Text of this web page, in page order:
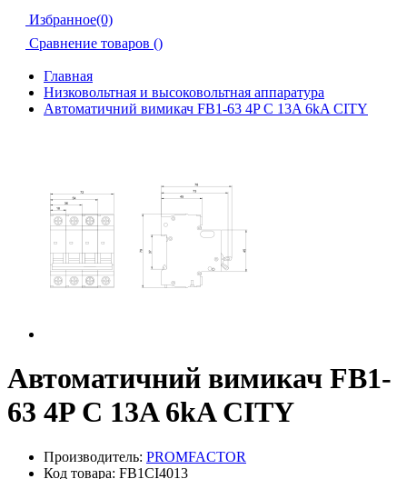
Избранное(0)
Сравнение товаров ()
Главная
Низковольтная и высоковольтная аппаратура
Автоматичний вимикач FB1-63 4P C 13A 6kA CITY
Автоматичний вимикач FB1-
63 4P C 13A 6kA CITY
Производитель: PROMFACTOR
Код товара: FB1CI4013